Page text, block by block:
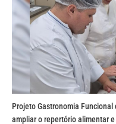
Projeto Gastronomia
ampliar o repertório alimentar